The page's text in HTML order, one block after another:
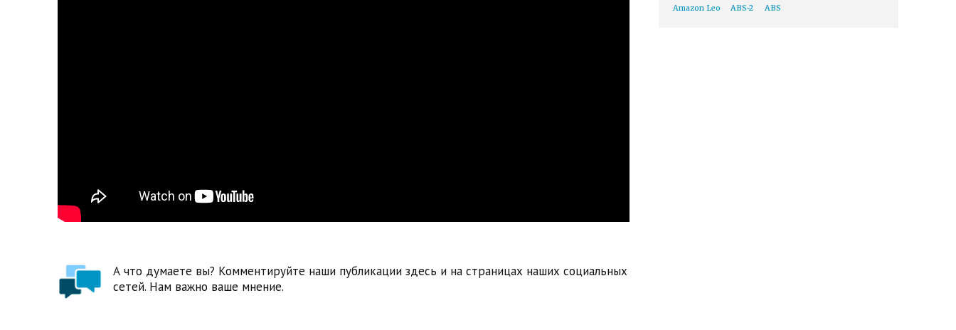
А что думаете вы? Комментируйте наши публикации здесь и на страницах наших социальных
сетей. Нам важно ваше мнение.
Amazon Leo
ABS-2 ABS